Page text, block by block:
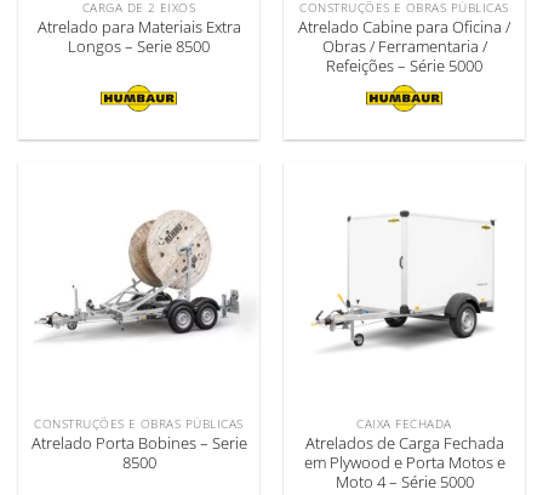
CARGA DE 2 EIXOS
Atrelado para Materiais Extra
Longos – Serie 8500
CONSTRUÇÕES E OBRAS PÚBLICAS
Atrelado Cabine para Oficina /
Obras / Ferramentaria /
Refeições – Série 5000
CONSTRUÇÕES E OBRAS PÚBLICAS
Atrelado Porta Bobines – Serie
8500
CAIXA FECHADA
Atrelados de Carga Fechada
em Plywood e Porta Motos e
Moto 4 – Série 5000